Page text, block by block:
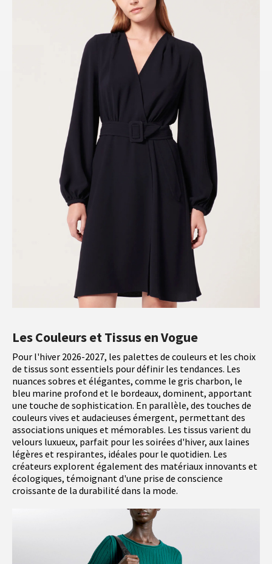
Les Couleurs et Tissus en Vogue
Pour l'hiver 2026-2027, les palettes de couleurs et les choix
de tissus sont essentiels pour définir les tendances. Les
nuances sobres et élégantes, comme le gris charbon, le
bleu marine profond et le bordeaux, dominent, apportant
une touche de sophistication. En parallèle, des touches de
couleurs vives et audacieuses émergent, permettant des
associations uniques et mémorables. Les tissus varient du
velours luxueux, parfait pour les soirées d'hiver, aux laines
légères et respirantes, idéales pour le quotidien. Les
créateurs explorent également des matériaux innovants et
écologiques, témoignant d'une prise de conscience
croissante de la durabilité dans la mode.